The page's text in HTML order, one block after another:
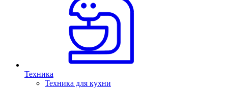
Техника
Техника для кухни